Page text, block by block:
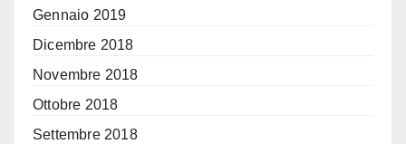
Gennaio 2019
Dicembre 2018
Novembre 2018
Ottobre 2018
Settembre 2018